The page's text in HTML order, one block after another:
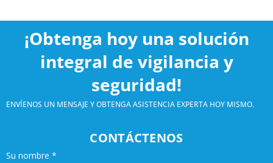
¡Obtenga hoy una solución
integral de vigilancia y
seguridad!
ENVÍENOS UN MENSAJE Y OBTENGA ASISTENCIA EXPERTA HOY MISMO.
CONTÁCTENOS
Su nombre *